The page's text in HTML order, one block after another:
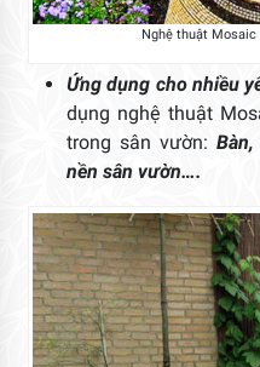
Nghệ thuật
Ứng dụng cho nhiều
dụng nghệ thuật
trong sân vườn:
nền sân vườn….